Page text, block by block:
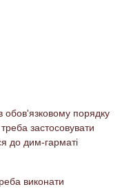
обов'язковому порядку
застосовувати
до дим-гарматі
виконати